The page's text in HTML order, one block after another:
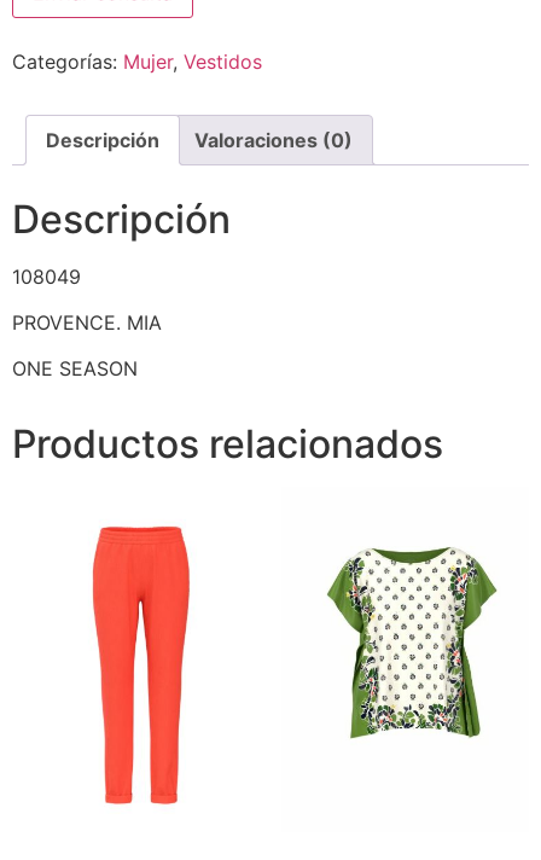
Categorías: Mujer, Vestidos
Descripción Valoraciones (0)
Descripción
108049
PROVENCE. MIA
ONE SEASON
Productos relacionados